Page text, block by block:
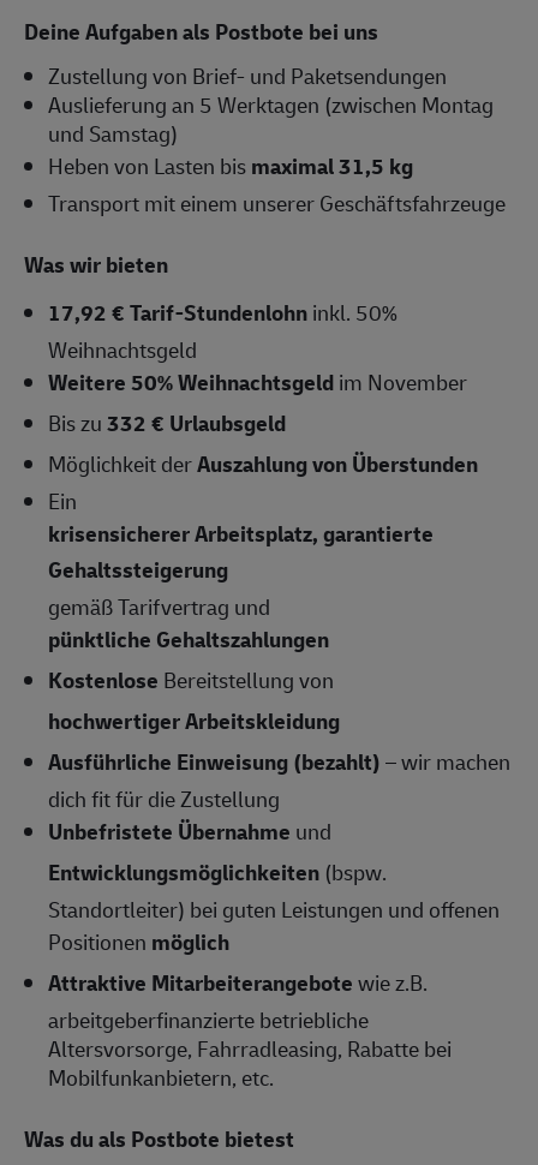
Deine Aufgaben als Postbote bei uns
Zustellung von Brief- und Paketsendungen
Auslieferung an 5 Werktagen (zwischen Montag
und Samstag)
Heben von Lasten bismaximal 31,5 kg
Transport mit einem unserer Geschäftsfahrzeuge
Was wir bieten
17,92 € Tarif-Stundenlohninkl. 50%
Weihnachtsgeld
Weitere 50% Weihnachtsgeldim November
Bis zu332 € Urlaubsgeld
Möglichkeit derAuszahlung von Überstunden
Ein
krisensicherer Arbeitsplatz, garantierte
Gehaltssteigerung
gemäß Tarifvertrag und
pünktliche Gehaltszahlungen
Kostenlose Bereitstellung von
hochwertiger Arbeitskleidung
Ausführliche Einweisung (bezahlt)– wir machen
dich fit für die Zustellung
Unbefristete Übernahme und
Entwicklungsmöglichkeiten (bspw.
Standortleiter) bei guten Leistungen und offenen
Positionen möglich
Attraktive Mitarbeiterangebotewie z.B.
arbeitgeberfinanzierte betriebliche
Altersvorsorge, Fahrradleasing, Rabatte bei
Mobilfunkanbietern, etc.
Was du als Postbote bietest